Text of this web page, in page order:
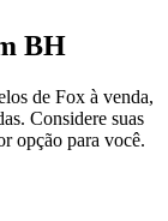
BH
de Fox à venda,
Considere suas
opção para você.